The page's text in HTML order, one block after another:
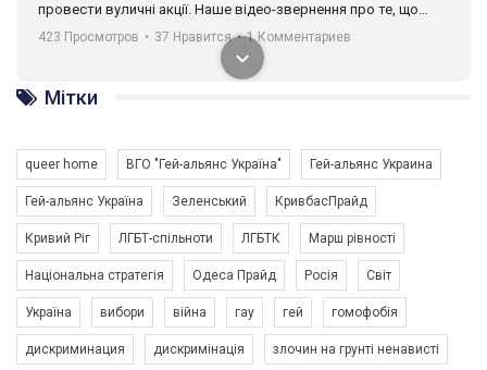
провести вуличні акції. Наше відео-звернення про те, що
навіть коли ми у різних містах та не можемо зустрінеться, ми
разом. Ми закликаємо всіх хто поділяє цінності рівності та
солідарності, приєднатися до нас. Регіональні підрозділи
ГАУ є в 16 областях України.
Разом наш голос лунає гучніше!
423 Просмотров • 37 Нравится • 1 Комментариев
Зупинимо насильство проти ЛГБТ в Україні! Stop violence against LGBT in Ukraine!
Мітки
queer home ВГО "Гей-альянс Україна" Гей-альянс Украина
Гей-альянс Україна Зеленський КривбасПрайд
Кривий Ріг ЛГБТ-спільноти ЛГБТК Марш рівності
Національна стратегія Одеса Прайд Росія Світ
Україна вибори війна гау гей гомофобія
дискриминация дискримінація злочин на грунті ненависті